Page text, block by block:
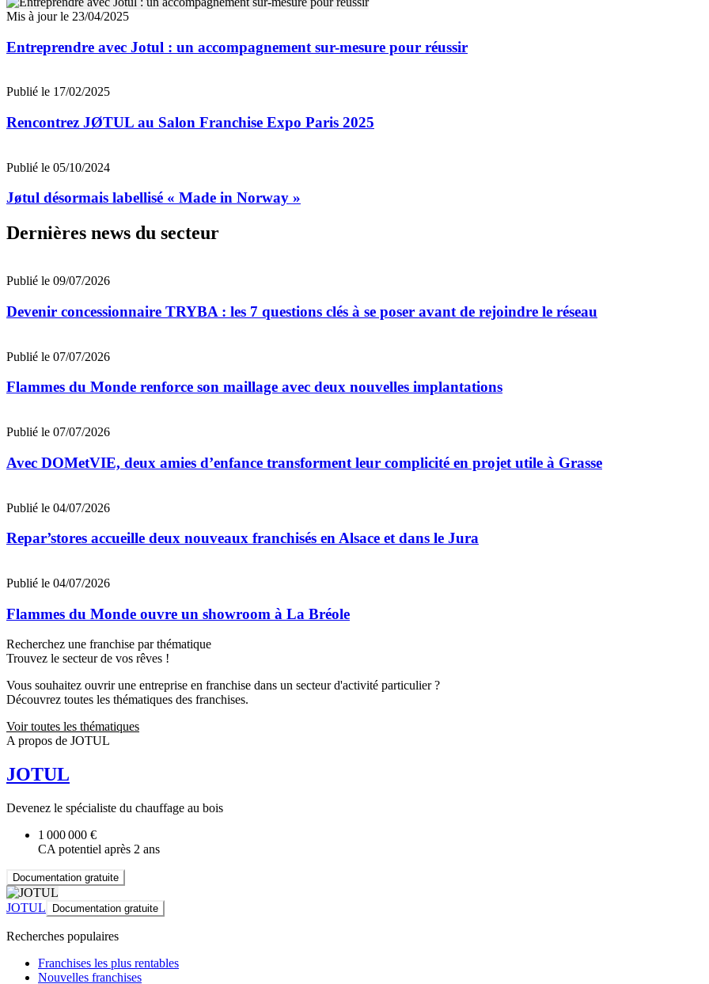
Mis à jour le 23/04/2025
Entreprendre avec Jotul : un accompagnement sur-mesure pour réussir
Publié le 17/02/2025
Rencontrez JØTUL au Salon Franchise Expo Paris 2025
Publié le 05/10/2024
Jøtul désormais labellisé « Made in Norway »
Dernières news du secteur
Publié le 09/07/2026
Devenir concessionnaire TRYBA : les 7 questions clés à se poser avant de rejoindre le réseau
Publié le 07/07/2026
Flammes du Monde renforce son maillage avec deux nouvelles implantations
Publié le 07/07/2026
Avec DOMetVIE, deux amies d’enfance transforment leur complicité en projet utile à Grasse
Publié le 04/07/2026
Repar’stores accueille deux nouveaux franchisés en Alsace et dans le Jura
Publié le 04/07/2026
Flammes du Monde ouvre un showroom à La Bréole
Recherchez une franchise par thématique
Trouvez le secteur de vos rêves !
Vous souhaitez ouvrir une entreprise en franchise dans un secteur d'activité particulier ?
Découvrez toutes les thématiques des franchises.
Voir toutes les thématiques
A propos de JOTUL
JOTUL
Devenez le spécialiste du chauffage au bois
1 000 000 €
CA potentiel après 2 ans
Documentation gratuite
JOTUL Documentation gratuite
Recherches populaires
Franchises les plus rentables
Nouvelles franchises